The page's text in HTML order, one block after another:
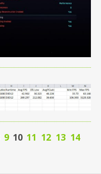
9 10 11 12 13 14